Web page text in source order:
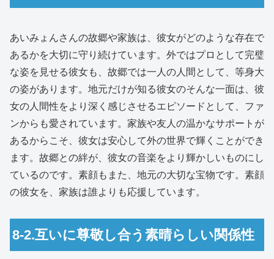
あいみょんさんの故郷や家族は、彼女がどのような存在で
あるかを大切に守り続けています。外ではプロとして完璧
な姿を見せる彼女も、故郷では一人の人間として、等身大
の姿があります。地元だけが知る彼女のそんな一面は、彼
女の人間性をより深く感じさせるエピソードとして、ファ
ンからも愛されています。家族や友人の温かなサポートが
あるからこそ、彼女は安心して外の世界で輝くことができ
ます。故郷との絆が、彼女の音楽をより輝かしいものにし
ているのです。素顔もまた、地元の大切な宝物です。素顔
の彼女を、家族は誰よりも応援しています。
8-2.互いに尊敬し合う素晴らしい関係性